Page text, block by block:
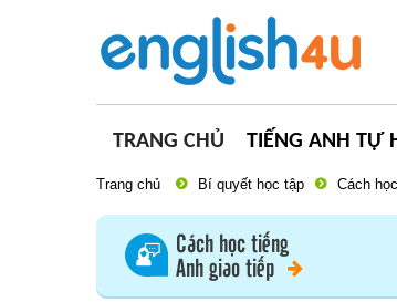
TRANG CHỦ TIẾNG ANH TỰ
Trang chủ Bí quyết học tập Cách
Cách học tiếng
Anh giao tiếp